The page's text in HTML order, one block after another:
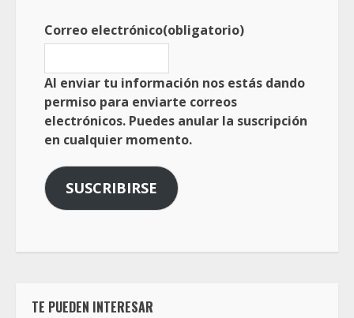
Correo electrónico(obligatorio)
Al enviar tu información nos estás dando
permiso para enviarte correos
electrónicos. Puedes anular la suscripción
en cualquier momento.
SUSCRIBIRSE
TE PUEDEN INTERESAR